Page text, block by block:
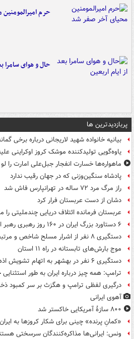
حرم
حال و هوای سامرا
پربازدیدترین ها
بیانیه خانواده شهید لاریجانی درباره برخی
یاوه‌گویی تولیدکننده موشک کروز اوکراینی
ماهواره‌ها خسارت انفجار جبل‌علی امارت را لو
پادشاه سنگین‌وزنی که در جهان رقیب ندارد
راز مرگ مرد ۷۲ ساله در تهرانپارس فاش شد
دشان از دست عربستان فرار کرد
عربستان فرمانده ائتلاف دریایی چندملیتی
۶ دستاورد بزرگ ایران در ۱۶۰ روز رهبری رهبر انقلاب
دستگیری ۸ نفر از اشرار مسلح شاخص و مرتبطین گروهک های تروریستی
موج بارش‌های تابستانه در راه ۱۱ استان
دستگیری ۶ نفر در بهشهر به اتهام تشویش اذهان عمومی
ترامپ: همه چیز درباره ایران به طور
درگیری لفظی ترامپ و هگزث بر سر کمبود
آهوی ایرانی
۸۰۰ سازۀ آمریکایی خاکستر شد
«کمانِ پرنده» چینی برای شکار کروزها به
ونس: ایرانی‌ها مذاکره‌کنندگان سرسختی